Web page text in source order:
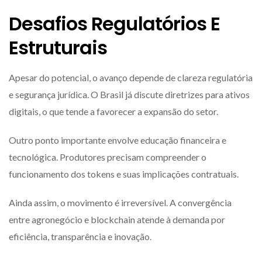
Desafios Regulatórios E
Estruturais
Apesar do potencial, o avanço depende de clareza regulatória
e segurança jurídica. O Brasil já discute diretrizes para ativos
digitais, o que tende a favorecer a expansão do setor.
Outro ponto importante envolve educação financeira e
tecnológica. Produtores precisam compreender o
funcionamento dos tokens e suas implicações contratuais.
Ainda assim, o movimento é irreversível. A convergência
entre agronegócio e blockchain atende à demanda por
eficiência, transparência e inovação.